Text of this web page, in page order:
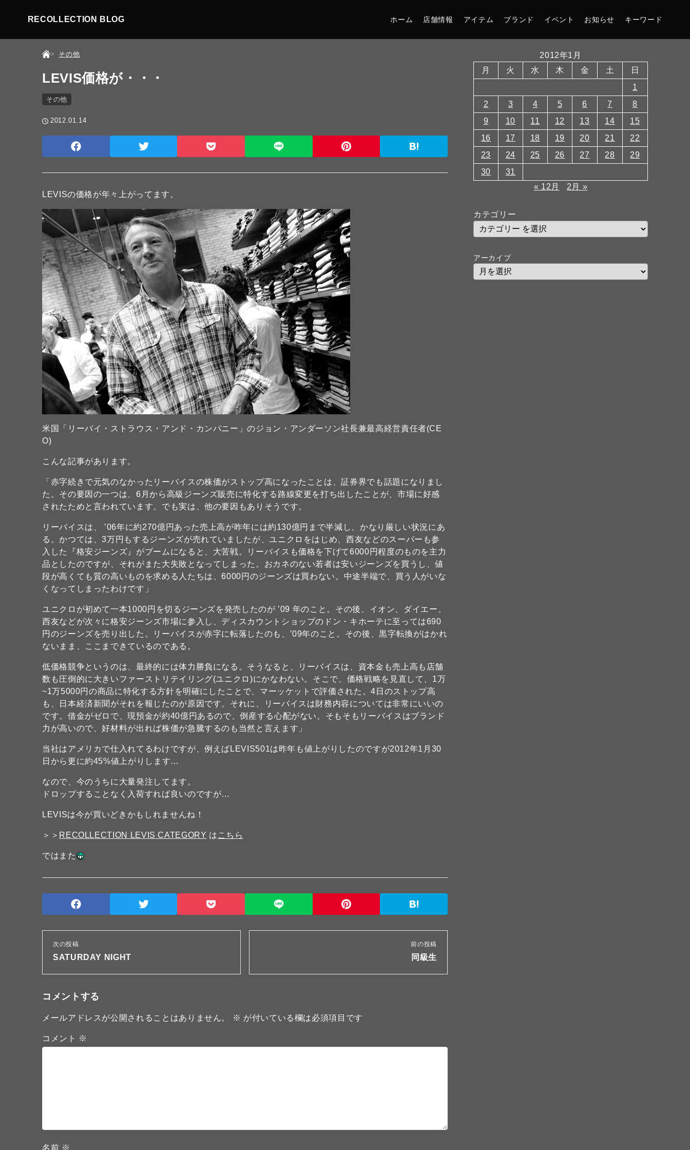
RECOLLECTION BLOG ホーム 店舗情報 アイテム ブランド イベント お知らせ キーワード
その他
LEVIS価格が・・・
その他
2012.01.14
LEVISの価格が年々上がってます。
米国「リーバイ・ストラウス・アンド・カンパニー」のジョン・アンダーソン社長兼最高経営責任者(CE
O)
こんな記事があります。
「赤字続きで元気のなかったリーバイスの株価がストップ高になったことは、証券界でも話題になりまし
た。その要因の一つは、6月から高級ジーンズ販売に特化する路線変更を打ち出したことが、市場に好感
されたためと言われています。でも実は、他の要因もありそうです。
リーバイスは、 ’06年に約270億円あった売上高が昨年には約130億円まで半減し、かなり厳しい状況にあ
る。かつては、3万円もするジーンズが売れていましたが、ユニクロをはじめ、西友などのスーパーも参
入した『格安ジーンズ』がブームになると、大苦戦。リーバイスも価格を下げて6000円程度のものを主力
品としたのですが、それがまた大失敗となってしまった。おカネのない若者は安いジーンズを買うし、値
段が高くても質の高いものを求める人たちは、6000円のジーンズは買わない。中途半端で、買う人がいな
くなってしまったわけです」
ユニクロが初めて一本1000円を切るジーンズを発売したのが ’09 年のこと。その後、イオン、ダイエー、
西友などが次々に格安ジーンズ市場に参入し、ディスカウントショップのドン・キホーテに至っては690
円のジーンズを売り出した。リーバイスが赤字に転落したのも、’09年のこと。その後、黒字転換がはかれ
ないまま、ここまできているのである。
低価格競争というのは、最終的には体力勝負になる。そうなると、リーバイスは、資本金も売上高も店舗
数も圧倒的に大きいファーストリテイリング(ユニクロ)にかなわない。そこで、価格戦略を見直して、1万
~1万5000円の商品に特化する方針を明確にしたことで、マーッケットで評価された。4日のストップ高
も、日本経済新聞がそれを報じたのが原因です。それに、リーバイスは財務内容については非常にいいの
です。借金がゼロで、現預金が約40億円あるので、倒産する心配がない。そもそもリーバイスはブランド
力が高いので、好材料が出れば株価が急騰するのも当然と言えます」
当社はアメリカで仕入れてるわけですが、例えばLEVIS501は昨年も値上がりしたのですが2012年1月30
日から更に約45%値上がりします…
なので、今のうちに大量発注してます。
ドロップすることなく入荷すれば良いのですが…
LEVISは今が買いどきかもしれませんね！
＞＞ RECOLLECTION LEVIS CATEGORY は こちら
ではまた
次の投稿
SATURDAY NIGHT
前の投稿
同級生
コメントする
メールアドレスが公開されることはありません。 ※ が付いている欄は必須項目です
コメント ※
名前 ※
2012年1月
月
火 水 木 金 土
日
1
2
3 4 5 6 7
8
9
10 11 12 13 14
15
16
17 18 19 20 21
22
23
24 25 26 27 28
29
30
31
« 12月
2月 »
カテゴリー
アーカイブ